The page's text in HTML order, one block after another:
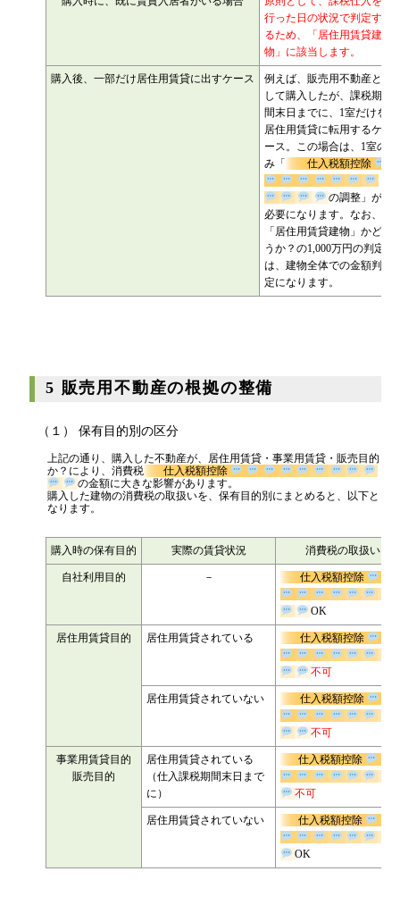
原則として、課税仕入を
行った日の状況で判定す
るため、「居住用賃貸建
物」に該当します。
例えば、販売用不動産と
して購入したが、課税期
間末日までに、1室だけを
居住用賃貸に転用するケ
ース。この場合は、1室の
み「
仕入税額控除
の調整」が
必要になります。なお、
「居住用賃貸建物」かど
うか？の1,000万円の判定
は、建物全体での金額判
5 販売用不動産の根拠の整備
（１） 保有目的別の区分
上記の通り、購入した不動産が、居住用賃貸・事業用賃貸・販売目的
か？により、消費税
仕入税額控除
の金額に大きな影響があります。
なります。
購入時の保有目的 消費税の取扱い
仕入税額控除
OK
仕入税額控除
不可
仕入税額控除
不可
居住用賃貸されている
（仕入課税期間末日まで
に）
仕入税額控除
不可
仕入税額控除